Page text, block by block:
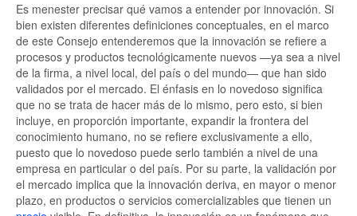
Es menester precisar qué vamos a entender por innovación. Si
bien existen diferentes definiciones conceptuales, en el marco
de este Consejo entenderemos que la innovación se refiere a
procesos y productos tecnológicamente nuevos —ya sea a nivel
de la firma, a nivel local, del país o del mundo— que han sido
validados por el mercado. El énfasis en lo novedoso significa
que no se trata de hacer más de lo mismo, pero esto, si bien
incluye, en proporción importante, expandir la frontera del
conocimiento humano, no se refiere exclusivamente a ello,
puesto que lo novedoso puede serlo también a nivel de una
empresa en particular o del país. Por su parte, la validación por
el mercado implica que la innovación deriva, en mayor o menor
plazo, en productos o servicios comercializables que tienen un